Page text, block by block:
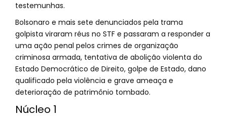
testemunhas.
Bolsonaro e mais sete denunciados pela trama
golpista viraram réus no STF e passaram a responder a
uma ação penal pelos crimes de organização
criminosa armada, tentativa de abolição violenta do
Estado Democrático de Direito, golpe de Estado, dano
qualificado pela violência e grave ameaça e
deterioração de patrimônio tombado.
Núcleo 1